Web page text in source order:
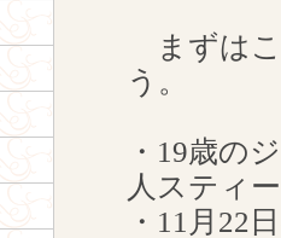
まずはこ
う。
・19歳の
人スティ
・11月22